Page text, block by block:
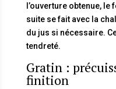
l’ouverture obtenue,
suite se fait avec la
du jus si nécessaire.
tendreté.
Gratin :
finition